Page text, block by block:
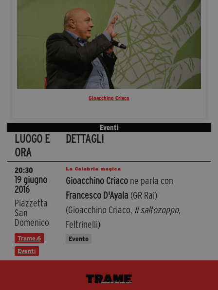
Gioacchino Criaco
Eventi
LUOGO E
ORA
DETTAGLI
20:30
19 giugno
2016
Piazzetta
San
Domenico
Trame.6
Eventi
La Calabria magica
Gioacchino Criacone parla con
Francesco D'Ayala (GR Rai)
(Gioacchino Criaco, Il saltozoppo,
Feltrinelli)
Evento